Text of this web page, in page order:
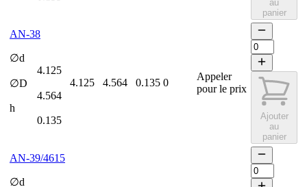
au
panier
AN-38
∅d
4.125
∅D
4.564
h
0.135
4.125 4.564 0.135 0
Appeler
pour le prix
Ajouter
au
panier
AN-39/4615
∅d